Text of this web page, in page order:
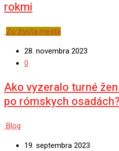
rokmi
Zo života mesta
28. novembra 2023
0
Ako vyzeralo turné
po rómskych osadách?
Blog
19. septembra 2023